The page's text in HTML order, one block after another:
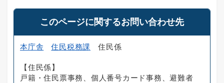
このページに関するお問い合わせ先
本庁舎 住民税務課 住民係
【住民係】
戸籍・住民票事務、個人番号カード事務、避難者